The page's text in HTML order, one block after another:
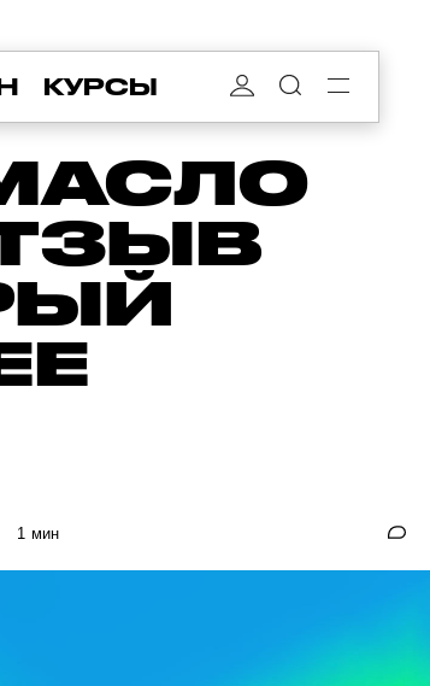
КУРСЫ
1 мин